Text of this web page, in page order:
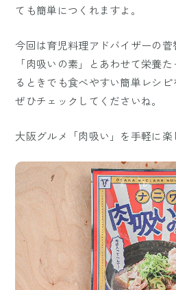
ても簡単につくれますよ。
今回は育児料理アドバイザーの
「肉吸いの素」とあわせて栄養
るときでも食べやすい簡単レシピ
ぜひチェックしてくださいね。
大阪グルメ「肉吸い」を手軽に楽